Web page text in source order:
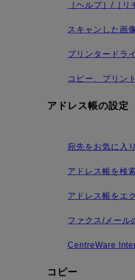
［ヘルプ］/［
スキャンした画
プリンタードラ
コピー、プリン
アドレス帳の設定
宛先をお気に入
アドレス帳を検
アドレス帳をエ
ファクス/メール
CentreWare
コピー